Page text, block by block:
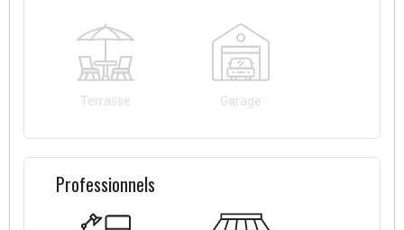
Terrasse Garage
Professionnels